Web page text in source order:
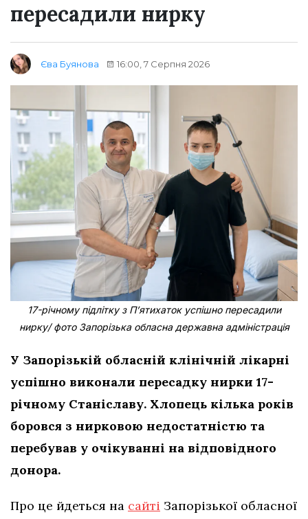
пересадили нирку
Єва Буянова 16:00, 7 Серпня 2026
17-річному підлітку з Пʼятихаток успішно пересадили
нирку/ фото Запорізька обласна державна адміністрація
У Запорізькій обласній клінічній лікарні
успішно виконали пересадку нирки 17-
річному Станіславу. Хлопець кілька років
боровся з нирковою недостатністю та
перебував у очікуванні на відповідного
донора.
Про це йдеться на сайті Запорізької обласної